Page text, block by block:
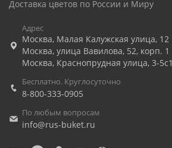
Доставка цветов по России и Миру
Адрес
Москва, Малая Калужская улица, 12
Москва, улица Вавилова, 52, корп. 1
Москва, Краснопрудная улица, 3-5с1
Бесплатно. Круглосуточно
8-800-333-0905
По любым вопросам
info@rus-buket.ru